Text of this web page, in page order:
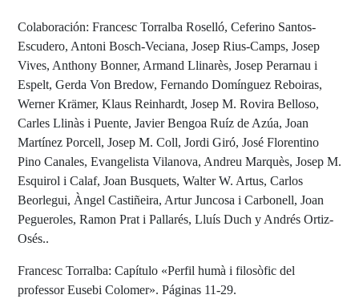
Colaboración: Francesc Torralba Roselló, Ceferino Santos-
Escudero, Antoni Bosch-Veciana, Josep Rius-Camps, Josep
Vives, Anthony Bonner, Armand Llinarès, Josep Perarnau i
Espelt, Gerda Von Bredow, Fernando Domínguez Reboiras,
Werner Krämer, Klaus Reinhardt, Josep M. Rovira Belloso,
Carles Llinàs i Puente, Javier Bengoa Ruíz de Azúa, Joan
Martínez Porcell, Josep M. Coll, Jordi Giró, José Florentino
Pino Canales, Evangelista Vilanova, Andreu Marquès, Josep M.
Esquirol i Calaf, Joan Busquets, Walter W. Artus, Carlos
Beorlegui, Àngel Castiñeira, Artur Juncosa i Carbonell, Joan
Pegueroles, Ramon Prat i Pallarés, Lluís Duch y Andrés Ortiz-
Osés..
Francesc Torralba: Capítulo «Perfil humà i filosòfic del
professor Eusebi Colomer». Páginas 11-29.